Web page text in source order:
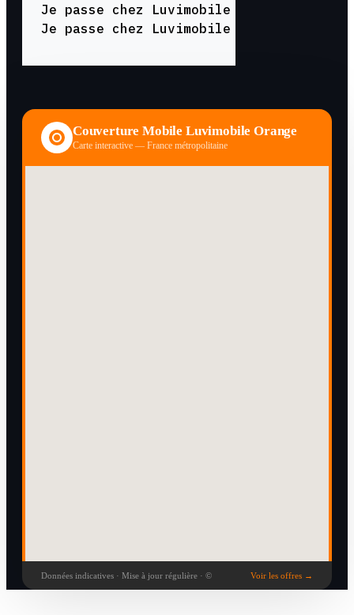
Je passe chez Luvimobile
Je passe chez Luvimobile
Couverture Mobile Luvimobile Orange
Carte interactive — France métropolitaine
Données indicatives · Mise à jour régulière · © Voir les offres →